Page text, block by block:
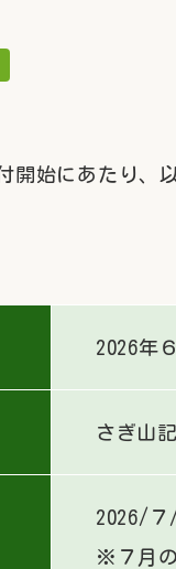
開始にあたり、
2026年
さぎ山
2026/７
※７月